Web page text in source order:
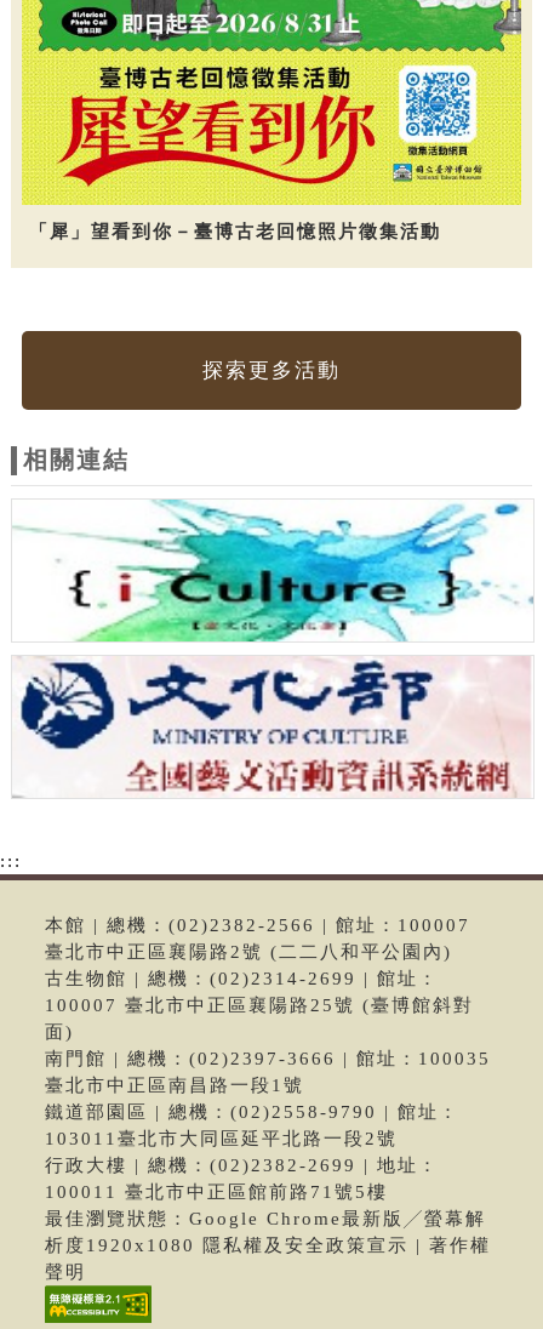
「犀」望看到你－臺博古老回憶照片徵集活動
探索更多活動
相關連結
:::
本館 | 總機：(02)2382-2566 | 館址：100007
臺北市中正區襄陽路2號 (二二八和平公園內)
古生物館 | 總機：(02)2314-2699 | 館址：
100007 臺北市中正區襄陽路25號 (臺博館斜對
面)
南門館 | 總機：(02)2397-3666 | 館址：100035
臺北市中正區南昌路一段1號
鐵道部園區 | 總機：(02)2558-9790 | 館址：
103011臺北市大同區延平北路一段2號
行政大樓 | 總機：(02)2382-2699 | 地址：
100011 臺北市中正區館前路71號5樓
最佳瀏覽狀態：Google Chrome最新版╱螢幕解
析度1920x1080 隱私權及安全政策宣示 | 著作權
聲明